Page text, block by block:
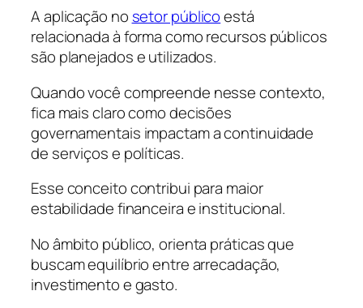
A aplicação no setor públicoestá
relacionada à forma como recursos públicos
são planejados e utilizados.
Quando você compreende nesse contexto,
fica mais claro como decisões
governamentais impactam a continuidade
de serviços e políticas.
Esse conceito contribui para maior
estabilidade financeira e institucional.
No âmbito público, orienta práticas que
buscam equilíbrio entre arrecadação,
investimento e gasto.